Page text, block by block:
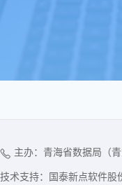
主办：青海省数据局（
技术支持：国泰新点软件股